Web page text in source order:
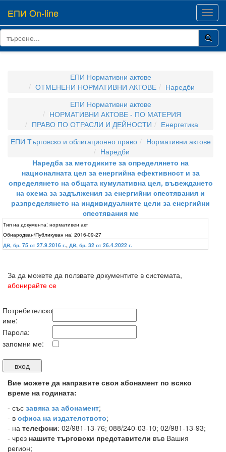
ЕПИ On-line
ЕПИ Нормативни актове
ОТМЕНЕНИ НОРМАТИВНИ АКТОВЕ
Наредби
ЕПИ Нормативни актове
НОРМАТИВНИ АКТОВЕ - ПО МАТЕРИЯ
ПРАВО ПО ОТРАСЛИ И ДЕЙНОСТИ
Енергетика
ЕПИ Търговско и облигационно право
Нормативни актове
Наредби
Наредба за методиките за определянето на
националната цел за енергийна ефективност и за
определянето на общата кумулативна цел, въвеждането
на схема за задължения за енергийни спестявания и
разпределянето на индивидуалните цели за енергийни
спестявания ме
Тип на документа: нормативен акт
Обнародван/Публикуван на: 2016-09-27
ДВ, бр. 75 от 27.9.2016 г., ДВ, бр. 32 от 26.4.2022 г.
За да можете да ползвате документите в системата,
абонирайте се
Потребителско
име:
Парола:
запомни ме:
Вие можете да направите своя абонамент по всяко
време на годината:
- със завяка за абонамент;
- в офиса на издателството;
- на телефони: 02/981-13-76; 088/240-03-10; 02/981-13-93;
- чрез нашите търговски представители във Вашия
регион;